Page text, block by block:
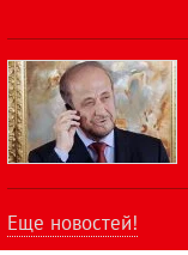
Еще новостей!